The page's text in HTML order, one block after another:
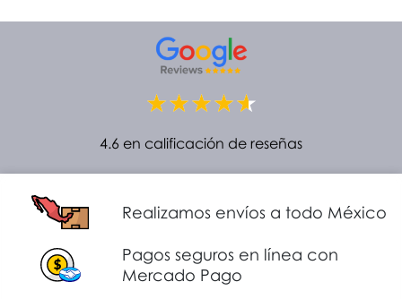
4.6 en calificación de reseñas
Realizamos envíos a todo México
Pagos seguros en línea con
Mercado Pago